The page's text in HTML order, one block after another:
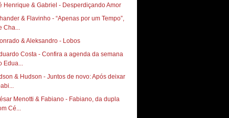
Henrique & Gabriel - Desperdiçando Amor
& Flavinho - “Apenas por um Tempo”,
Cha...
& Aleksandro - Lobos
Costa - Confira a agenda da semana
Edua...
& Hudson - Juntos de novo: Após deixar
Menotti & Fabiano - Fabiano, da dupla
Cé...